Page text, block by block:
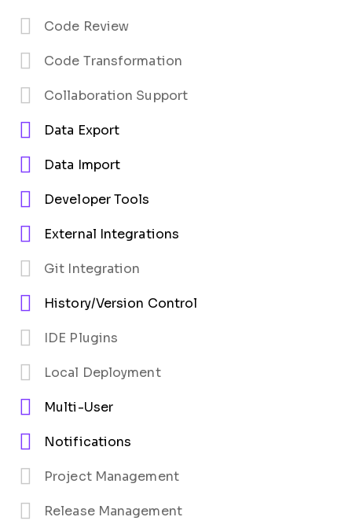
Code Review
Code Transformation
Collaboration Support
Data Export
Data Import
Developer Tools
External Integrations
Git Integration
History/Version Control
IDE Plugins
Local Deployment
Multi-User
Notifications
Project Management
Release Management